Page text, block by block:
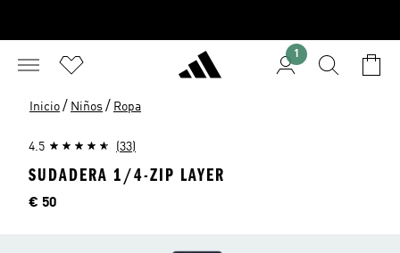
1
Inicio / Niños / Ropa
4.5 (33)
SUDADERA 1/4-ZIP LAYER
Precio
€ 50